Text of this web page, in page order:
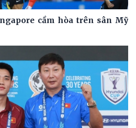
cầm hòa trên sân Mỹ